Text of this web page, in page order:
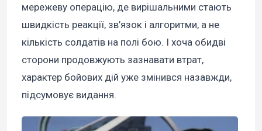
мережеву операцію, де вирішальними стають
швидкість реакції, зв’язок і алгоритми, а не
кількість солдатів на полі бою. І хоча обидві
сторони продовжують зазнавати втрат,
характер бойових дій уже змінився назавжди,
підсумовує видання.